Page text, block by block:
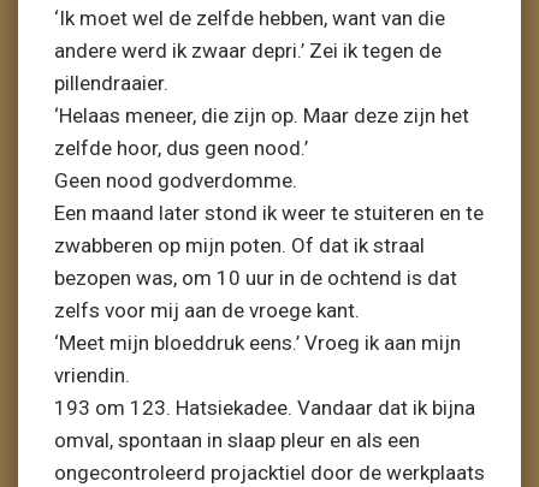
‘Ik moet wel de zelfde hebben, want van die
andere werd ik zwaar depri.’ Zei ik tegen de
pillendraaier.
‘Helaas meneer, die zijn op. Maar deze zijn het
zelfde hoor, dus geen nood.’
Geen nood godverdomme.
Een maand later stond ik weer te stuiteren en te
zwabberen op mijn poten. Of dat ik straal
bezopen was, om 10 uur in de ochtend is dat
zelfs voor mij aan de vroege kant.
‘Meet mijn bloeddruk eens.’ Vroeg ik aan mijn
vriendin.
193 om 123. Hatsiekadee. Vandaar dat ik bijna
omval, spontaan in slaap pleur en als een
ongecontroleerd projacktiel door de werkplaats